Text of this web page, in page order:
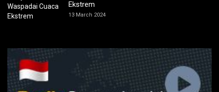
Ekstrem
13 March 2024